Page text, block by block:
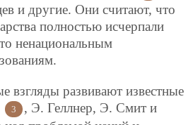
и другие. Они считают, что
полностью исчерпали
ненациональным
взгляды развивают известные
3
, Э. Геллнер, Э. Смит и